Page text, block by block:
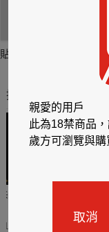
貼身剪裁II：如癮
六
推薦你買好東西
控筆
2026/06/20 -
親愛的用戶
此為18禁商品
歲方可瀏覽與購
取消